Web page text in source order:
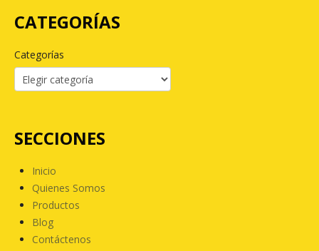
CATEGORÍAS
Categorías
SECCIONES
Inicio
Quienes Somos
Productos
Blog
Contáctenos